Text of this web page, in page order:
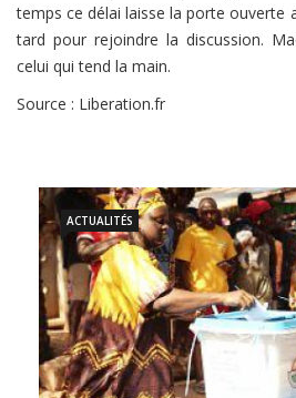
temps ce délai laisse la porte ouverte
tard pour rejoindre la discussion.
celui qui tend la main.
Source : Liberation.fr
ACTUALITÉS